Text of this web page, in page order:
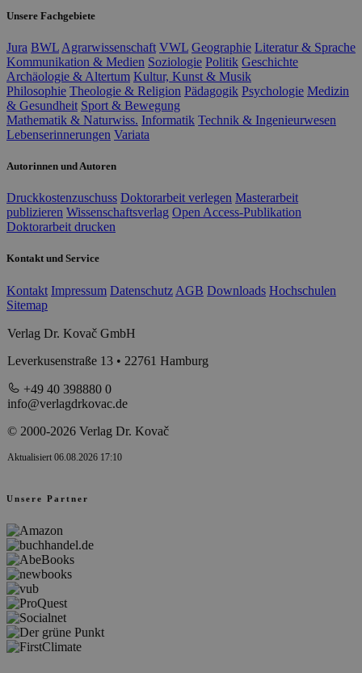
Unsere Fachgebiete
Jura BWL Agrarwissenschaft VWL Geographie Literatur & Sprache
Kommunikation & Medien Soziologie Politik Geschichte
Archäologie & Altertum Kultur, Kunst & Musik
Philosophie Theologie & Religion Pädagogik Psychologie Medizin
& Gesundheit Sport & Bewegung
Mathematik & Naturwiss. Informatik Technik & Ingenieurwesen
Lebenserinnerungen Variata
Autorinnen und Autoren
Druckkostenzuschuss Doktorarbeit verlegen Masterarbeit
publizieren Wissenschaftsverlag Open Access-Publikation
Doktorarbeit drucken
Kontakt und Service
Kontakt Impressum Datenschutz AGB Downloads Hochschulen
Sitemap
Verlag Dr. Kovač GmbH
Leverkusenstraße 13 • 22761 Hamburg
+49 40 398880 0
info@verlagdrkovac.de
© 2000-2026 Verlag Dr. Kovač
Aktualisiert 06.08.2026 17:10
Unsere Partner